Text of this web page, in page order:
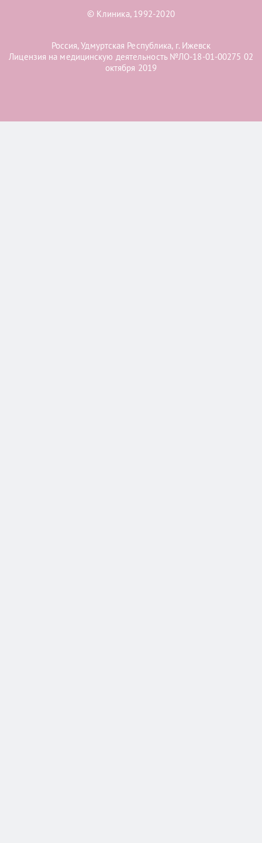
© Клиника, 1992-2020
Россия, Удмуртская Республика, г. Ижевск
Лицензия на медицинскую деятельность №ЛО-18-01-00275 02
октября 2019